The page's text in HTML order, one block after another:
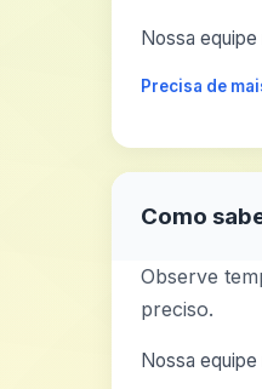
Nossa
Precisa de
Como
Observe
preciso.
Nossa